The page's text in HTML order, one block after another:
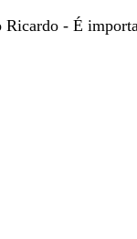
Ricardo - É